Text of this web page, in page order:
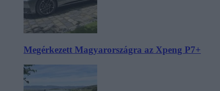
Megérkezett Magyarországra az Xpeng P7+